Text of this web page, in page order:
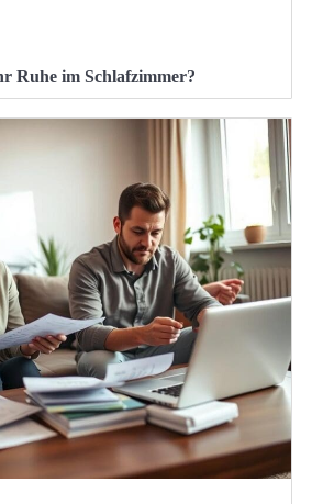
Ruhe im Schlafzimmer?